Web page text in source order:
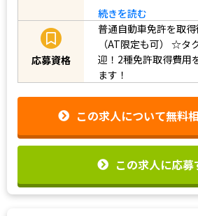
続きを読む
応募資格
普通自動車免許を取
（AT限定も可）
☆タ
迎！2種免許取得費用
ます！
この求人について無料
この求人に応募